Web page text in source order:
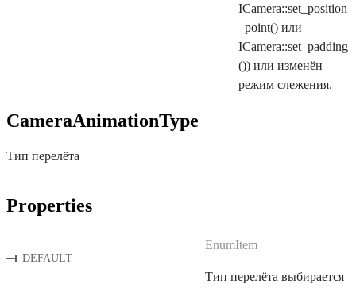
ICamera::set_position
_point() или
ICamera::set_padding
()) или изменён
режим слежения.
CameraAnimationType
Тип перелёта
Properties
DEFAULT
EnumItem
Тип перелёта выбирается